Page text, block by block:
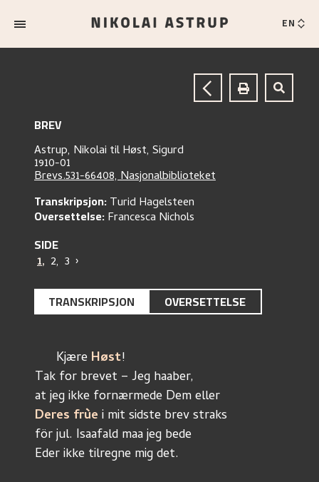
EN
BREV
Astrup, Nikolai tilHøst, Sigurd
1910-01
Brevs.531-66408, Nasjonalbiblioteket
Transkripsjon:Turid Hagelsteen
Oversettelse:Francesca Nichols
SIDE
1, 2, 3 ›
TRANSKRIPSJON OVERSETTELSE
      Kjære
Høst!
Tak for brevet – Jeg haaber,
at jeg ikke fornærmede Dem eller
Deres frùe i mit sidste brev straks
för jul. Isaafald maa jeg bede
Eder ikke tilregne mig det.